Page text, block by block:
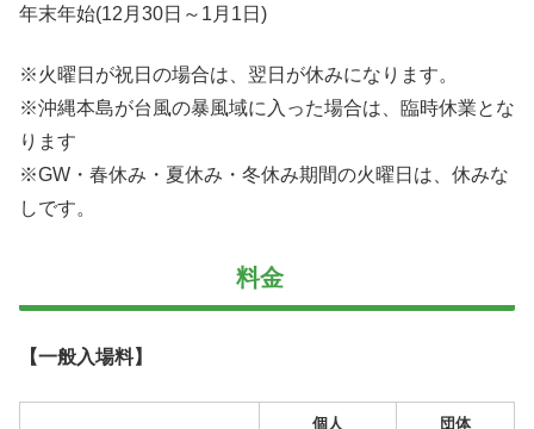
年末年始(12月30日～1月1日)
※火曜日が祝日の場合は、翌日が休みになります。
※沖縄本島が台風の暴風域に入った場合は、臨時休業とな
ります
※GW・春休み・夏休み・冬休み期間の火曜日は、休みな
しです。
料金
【一般入場料】
個人 団体